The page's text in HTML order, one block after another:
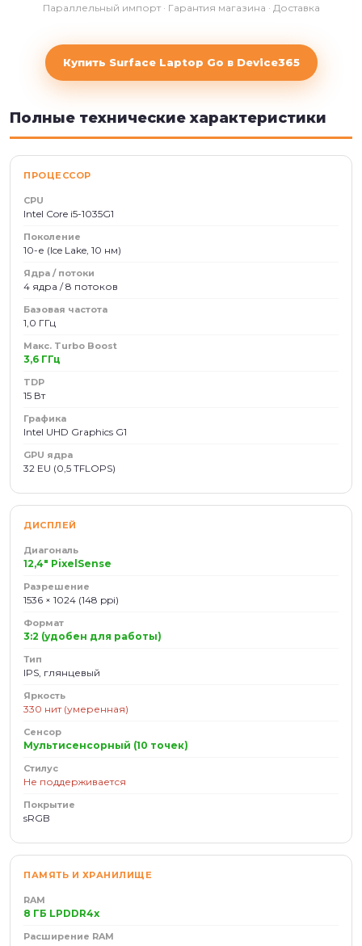
Параллельный импорт · Гарантия магазина · Доставка
Купить Surface Laptop Go в Device365
Полные технические характеристики
ПРОЦЕССОР
CPU
Intel Core i5-1035G1
Поколение
10-е (Ice Lake, 10 нм)
Ядра / потоки
4 ядра / 8 потоков
Базовая частота
1,0 ГГц
Макс. Turbo Boost
3,6 ГГц
TDP
15 Вт
Графика
Intel UHD Graphics G1
GPU ядра
32 EU (0,5 TFLOPS)
ДИСПЛЕЙ
Диагональ
12,4" PixelSense
Разрешение
1536 × 1024 (148 ppi)
Формат
3:2 (удобен для работы)
Тип
IPS, глянцевый
Яркость
330 нит (умеренная)
Сенсор
Мультисенсорный (10 точек)
Стилус
Не поддерживается
Покрытие
sRGB
ПАМЯТЬ И ХРАНИЛИЩЕ
RAM
8 ГБ LPDDR4x
Расширение RAM